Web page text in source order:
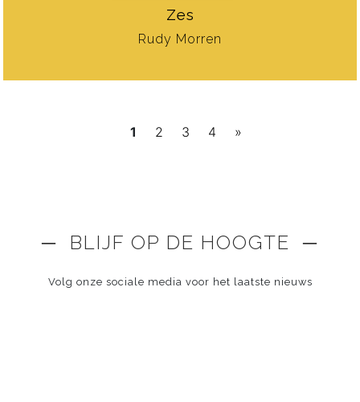
Zes
Rudy Morren
1 2 3 4 »
─ BLIJF OP DE HOOGTE ─
Volg onze sociale media voor het laatste nieuws